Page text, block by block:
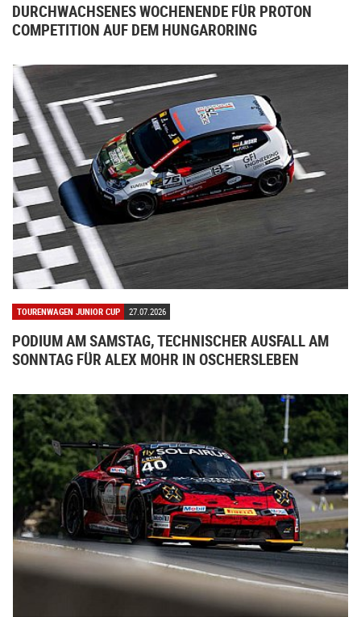
DURCHWACHSENES WOCHENENDE FÜR PROTON
COMPETITION AUF DEM HUNGARORING
TOURENWAGEN JUNIOR CUP 27.07.2026
PODIUM AM SAMSTAG, TECHNISCHER AUSFALL AM
SONNTAG FÜR ALEX MOHR IN OSCHERSLEBEN